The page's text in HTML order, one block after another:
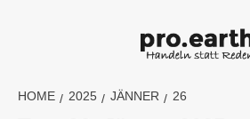
HOME 2025 JÄNNER 26